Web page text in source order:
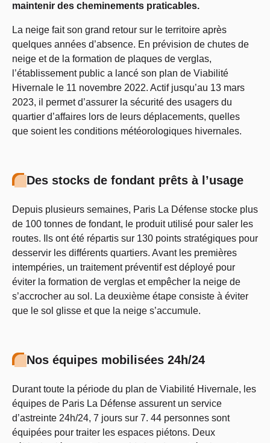
maintenir des cheminements praticables.
La neige fait son grand retour sur le territoire après
quelques années d’absence. En prévision de chutes de
neige et de la formation de plaques de verglas,
l’établissement public a lancé son plan de Viabilité
Hivernale le 11 novembre 2022. Actif jusqu’au 13 mars
2023, il permet d’assurer la sécurité des usagers du
quartier d’affaires lors de leurs déplacements, quelles
que soient les conditions météorologiques hivernales.
Des stocks de fondant prêts à l’usage
Depuis plusieurs semaines, Paris La Défense stocke plus
de 100 tonnes de fondant, le produit utilisé pour saler les
routes. Ils ont été répartis sur 130 points stratégiques pour
desservir les différents quartiers. Avant les premières
intempéries, un traitement préventif est déployé pour
éviter la formation de verglas et empêcher la neige de
s’accrocher au sol. La deuxième étape consiste à éviter
que le sol glisse et que la neige s’accumule.
Nos équipes mobilisées 24h/24
Durant toute la période du plan de Viabilité Hivernale, les
équipes de Paris La Défense assurent un service
d’astreinte 24h/24, 7 jours sur 7. 44 personnes sont
équipées pour traiter les espaces piétons. Deux